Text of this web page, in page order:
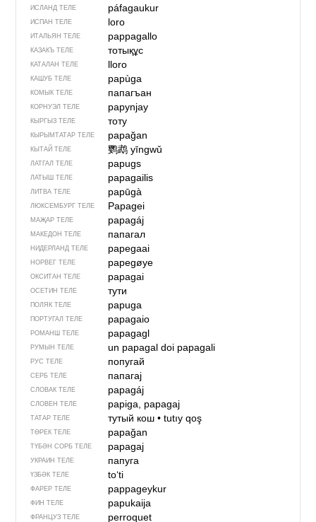
ИСЛАНД ТЕЛЕ páfagaukur
ИСПАН ТЕЛЕ loro
ИТАЛЬЯН ТЕЛЕ pappagallo
КАЗАКЪ ТЕЛЕ тотықұс
КАТАЛАН ТЕЛЕ lloro
КАШУБ ТЕЛЕ papùga
КОМЫК ТЕЛЕ папагъан
КОРНУЭЛ ТЕЛЕ papynjay
КЫРГЫЗ ТЕЛЕ тоту
КЫРЫМТАТАР ТЕЛЕ papağan
КЫТАЙ ТЕЛЕ 鹦鹉yīngwǔ
ЛАТГАЛ ТЕЛЕ papugs
ЛАТЫШ ТЕЛЕ papagailis
ЛИТВА ТЕЛЕ papūgà
ЛЮКСЕМБУРГ ТЕЛЕ Papagei
МАҖАР ТЕЛЕ papagáj
МАКЕДОН ТЕЛЕ папагал
НИДЕРЛАНД ТЕЛЕ papegaai
НОРВЕГ ТЕЛЕ papegøye
ОКСИТАН ТЕЛЕ papagai
ОСЕТИН ТЕЛЕ тути
ПОЛЯК ТЕЛЕ papuga
ПОРТУГАЛ ТЕЛЕ papagaio
РОМАНШ ТЕЛЕ papagagl
РУМЫН ТЕЛЕ un papagaldoi papagali
РУС ТЕЛЕ попугай
СЕРБ ТЕЛЕ папагај
СЛОВАК ТЕЛЕ papagáj
СЛОВЕН ТЕЛЕ papiga, papagaj
ТАТАР ТЕЛЕ тутый кош• tutıy qoş
ТӨРЕК ТЕЛЕ papağan
ТҮБӘН СОРБ ТЕЛЕ papagaj
УКРАИН ТЕЛЕ папуга
ҮЗБӘК ТЕЛЕ toʻti
ФАРЕР ТЕЛЕ pappageykur
ФИН ТЕЛЕ papukaija
ФРАНЦУЗ ТЕЛЕ perroquet